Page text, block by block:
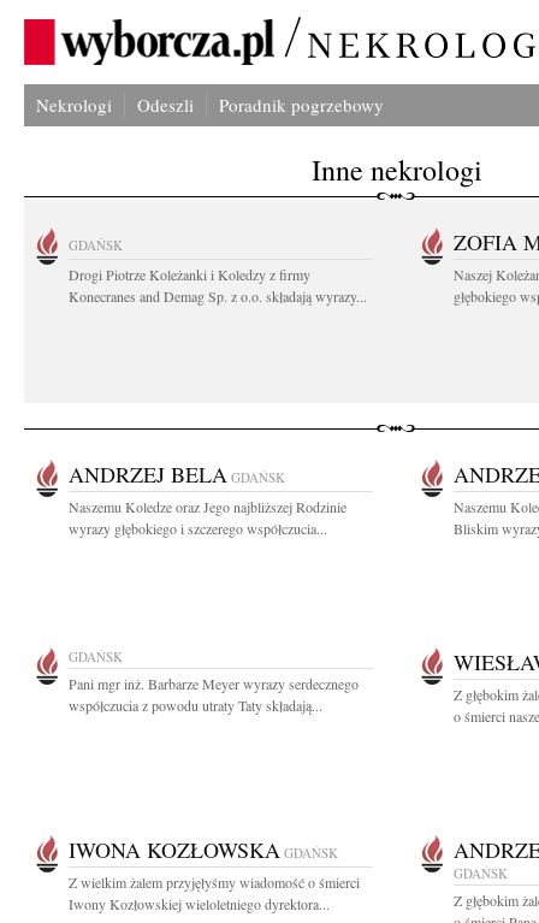
Nekrologi Odeszli Poradnik pogrzebowy
Inne nekrologi
GDAŃSK
Drogi Piotrze Koleżanki i Koledzy z firmy
Konecranes and Demag Sp. z o.o. składają wyrazy...
ZOFIA
Naszej
głębokiego
ANDRZEJ BELA GDAŃSK
Naszemu Koledze oraz Jego najbliższej Rodzinie
wyrazy głębokiego i szczerego współczucia...
Naszemu
Bliskim
GDAŃSK
Pani mgr inż. Barbarze Meyer wyrazy serdecznego
współczucia z powodu utraty Taty składają...
Z głębokim
o śmierci
IWONA KOZŁOWSKA GDAŃSK
Z wielkim żalem przyjęłyśmy wiadomość o śmierci
Iwony Kozłowskiej wieloletniego dyrektora...
GDAŃSK
Z głębokim